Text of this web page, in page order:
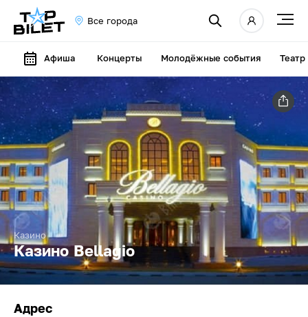
Все города
Афиша Концерты Молодёжные события Театр
Казино
Казино Bellagio
Адрес